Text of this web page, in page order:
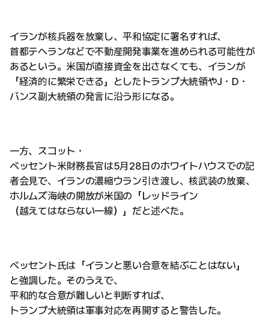
イランが核兵器を放棄し、平和協定に署名すれば、
首都テヘランなどで不動産開発事業を進められる可能性が
あるという。米国が直接資金を出さなくても、イランが
「経済的に繁栄できる」としたトランプ大統領やJ・D・
バンス副大統領の発言に沿う形になる。
一方、スコット・
ベッセント米財務長官は5月28日のホワイトハウスでの記
者会見で、イランの濃縮ウラン引き渡し、核武装の放棄、
ホルムズ海峡の開放が米国の「レッドライン
（越えてはならない一線）」だと述べた。
ベッセント氏は「イランと悪い合意を結ぶことはない」
と強調した。そのうえで、
平和的な合意が難しいと判断すれば、
トランプ大統領は軍事対応を再開すると警告した。